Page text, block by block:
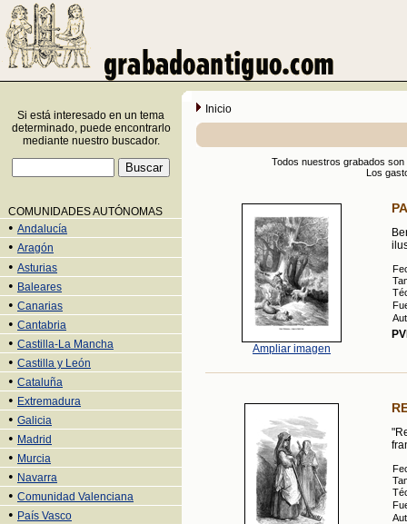
Si está interesado en un tema
determinado, puede encontrarlo
mediante nuestro buscador.
COMUNIDADES AUTÓNOMAS
• Andalucía
• Aragón
• Asturias
• Baleares
• Canarias
• Cantabria
• Castilla-La Mancha
• Castilla y León
• Cataluña
• Extremadura
• Galicia
• Madrid
• Murcia
• Navarra
• Comunidad Valenciana
• País Vasco
Inicio
Todos nuestros grabados son
Los
Ampliar imagen